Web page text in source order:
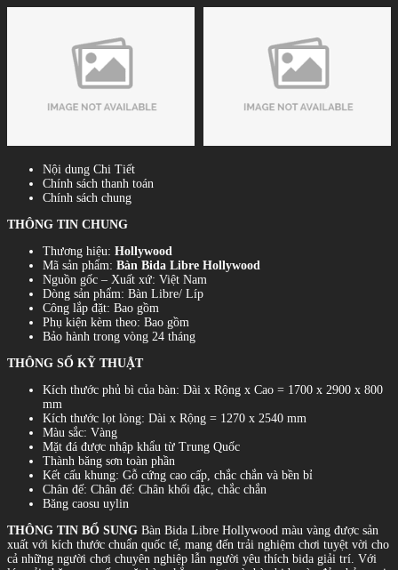
Nội dung Chi Tiết
Chính sách thanh toán
Chính sách chung
THÔNG TIN CHUNG
Thương hiệu: Hollywood
Mã sản phẩm: Bàn Bida Libre Hollywood
Nguồn gốc – Xuất xứ: Việt Nam
Dòng sản phẩm: Bàn Libre/ Líp
Công lắp đặt: Bao gồm
Phụ kiện kèm theo: Bao gồm
Bảo hành trong vòng 24 tháng
THÔNG SỐ KỸ THUẬT
Kích thước phủ bì của bàn: Dài x Rộng x Cao = 1700 x 2900 x 800
mm
Kích thước lọt lòng: Dài x Rộng = 1270 x 2540 mm
Màu sắc: Vàng
Mặt đá được nhập khẩu từ Trung Quốc
Thành băng sơn toàn phần
Kết cấu khung: Gỗ cứng cao cấp, chắc chắn và bền bỉ
Chân đế: Chân đế: Chân khối đặc, chắc chắn
Băng caosu uylin
THÔNG TIN BỔ SUNG Bàn Bida Libre Hollywood màu vàng được sản
xuất với kích thước chuẩn quốc tế, mang đến trải nghiệm chơi tuyệt vời cho
cả những người chơi chuyên nghiệp lẫn người yêu thích bida giải trí. Với